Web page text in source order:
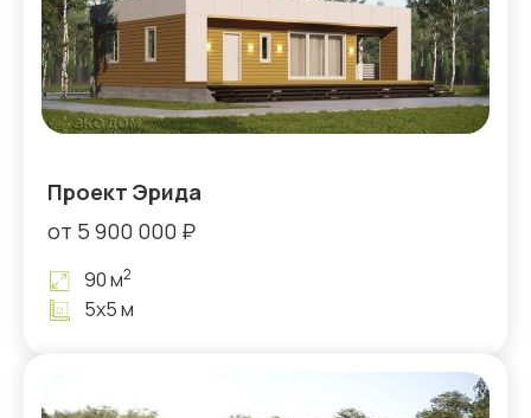
Проект Эрида
от 5 900 000 ₽
90 м2
5х5 м